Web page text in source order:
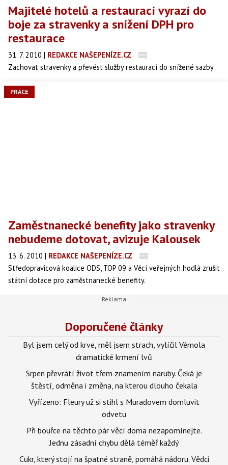
Majitelé hotelů a restaurací vyrazí do
boje za stravenky a snížení DPH pro
restaurace
31. 7. 2010 | REDAKCE NAŠEPENÍZE.CZ
Zachovat stravenky a převést služby restaurací do snížené sazby
hotelů a restaurací ČR (AHR ČR), v nejbližších týdnech proto
PRÁCE
Zaměstnanecké benefity jako stravenky
nebudeme dotovat, avizuje Kalousek
13. 6. 2010 | REDAKCE NAŠEPENÍZE.CZ
Středopravicová koalice ODS, TOP 09 a Věcí veřejných hodlá zrušit
státní dotace pro zaměstnanecké benefity.
Doporučené články
Byl jsem celý od krve, měl jsem strach, vylíčil Vémola
dramatické krmení lvů
Srpen převrátí život třem znamením naruby. Čeká je
štěstí, odměna i změna, na kterou dlouho čekala
Vyřízeno: Fleury už si stihl s Muradovem domluvit
odvetu
Při bouřce na těchto pár věcí doma nezapomínejte.
Jednu zásadní chybu dělá téměř každý
Cukr, který stojí na špatné straně, pomáhá nádoru. Vědci